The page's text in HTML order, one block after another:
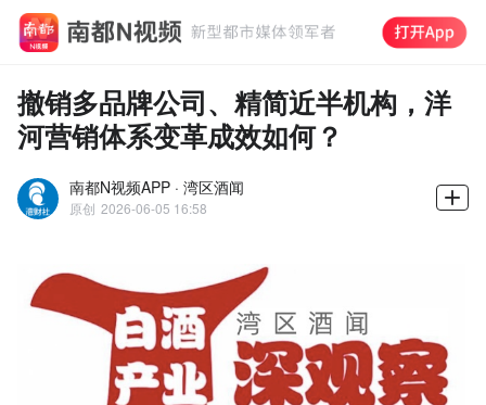
撤销多品牌公司、精简近半机构，洋
河营销体系变革成效如何？
南都N视频APP · 湾区酒闻
原创 2026-06-05 16:58